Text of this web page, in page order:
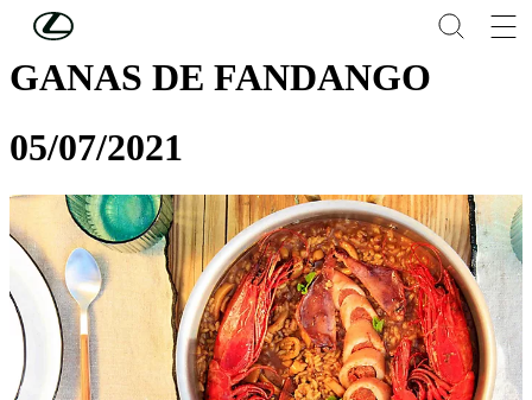
Skip to Main Content
GANAS DE FANDANGO
05/07/2021